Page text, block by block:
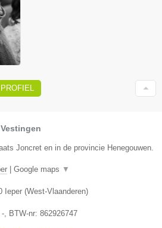
Joncret en in de provincie Henegouwen.
| Google maps ▼
Ieper (West-Vlaanderen)
- , BTW-nr: 862926747